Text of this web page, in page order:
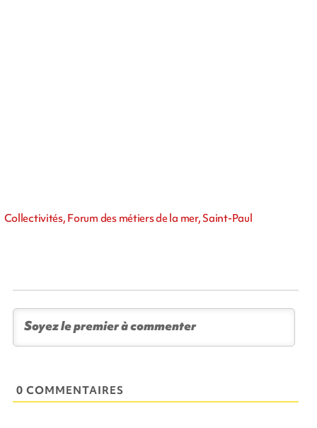
Collectivités, Forum des métiers de la mer, Saint-Paul
0 COMMENTAIRES